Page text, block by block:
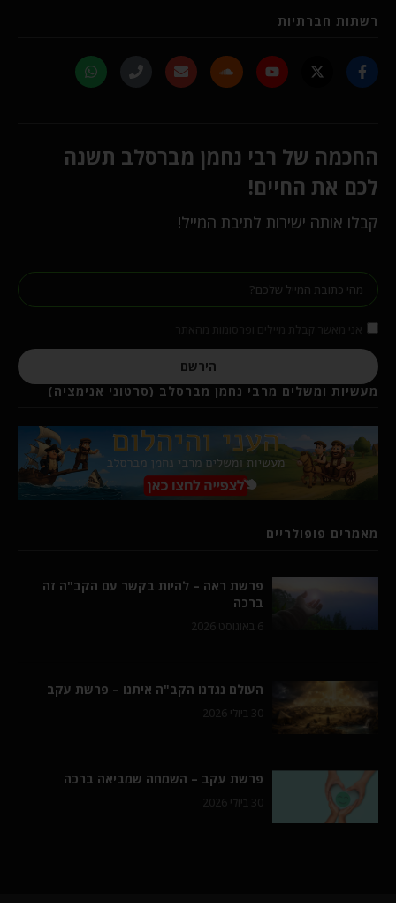
רשתות חברתיות
החכמה של רבי נחמן מברסלב תשנה
לכם את החיים!
קבלו אותה ישירות לתיבת המייל!
הירשם
מעשיות ומשלים מרבי נחמן מברסלב (סרטוני אנימציה)
מאמרים פופולריים
פרשת ראה – להיות בקשר עם הקב"ה זה
ברכה
6 באוגוסט 2026
העולם נגדנו הקב"ה איתנו – פרשת עקב
30 ביולי 2026
פרשת עקב – השמחה שמביאה ברכה
30 ביולי 2026